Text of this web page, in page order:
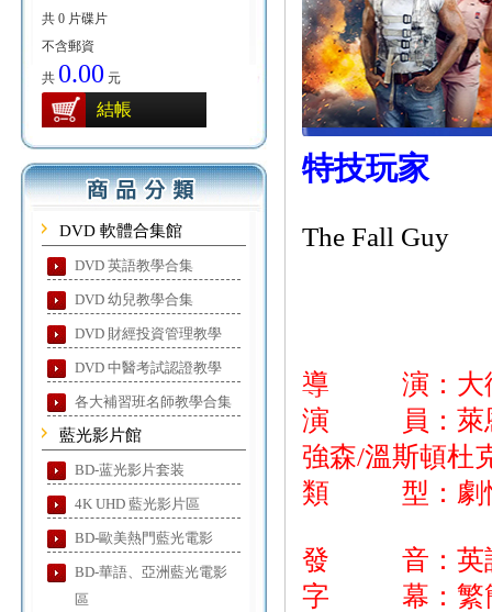
共 0 片碟片
不含郵資
共 0.00 元
結帳
DVD 軟體合集館
DVD 英語教學合集
DVD 幼兒教學合集
DVD 財經投資管理教學
DVD 中醫考試認證教學
各大補習班名師教學合集
藍光影片館
BD-蓝光影片套装
4K UHD 藍光影片區
BD-歐美熱門藍光電影
BD-華語、亞洲藍光電影
區
特技玩家
The Fall Guy
導 演：大
演 員：萊恩
強森/溫斯頓杜
類 型：劇
發 音：英
字 幕：繁簡